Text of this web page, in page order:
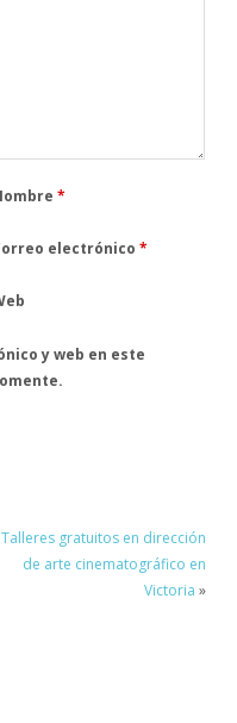
*
electrónico*
y web en este
Talleres gratuitos en dirección
de arte cinematográfico en
Victoria »